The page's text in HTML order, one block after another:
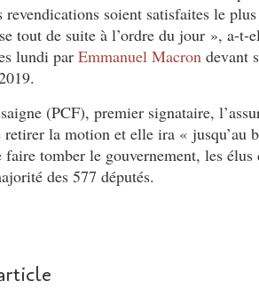
revendications soient satisfaites le
tout de suite à l’ordre du jour », a-t-
lundi par Emmanuel Macron devant
(PCF), premier signataire,
retirer la motion et elle ira « jusqu’au
faire tomber le gouvernement, les
des 577 députés.